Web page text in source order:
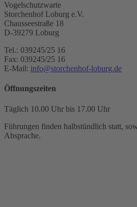
Vogelschutzwarte
Storchenhof Loburg e.V.
Chausseestraße 18
D-39279 Loburg
Tel.: 039245/25 16
Fax: 039245/25 16
E-Mail: info@storchenhof-loburg.de
Öffnungszeiten
Täglich 10.00 Uhr bis 17.00 Uhr
Führungen finden halbstündlich statt,
Absprache.